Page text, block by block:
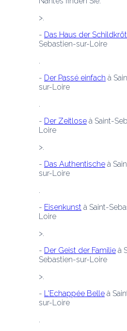
- Das Haus der
Sebastien-sur-Loire
- Der Passé einfach à
sur-Loire
- Der Zeitlose à Saint-
Loire
- Das Authentische à
sur-Loire
- Eisenkunst à Saint-
Loire
- Der Geist der Familie à
Sebastien-sur-Loire
- L'Echappée Belle à
sur-Loire